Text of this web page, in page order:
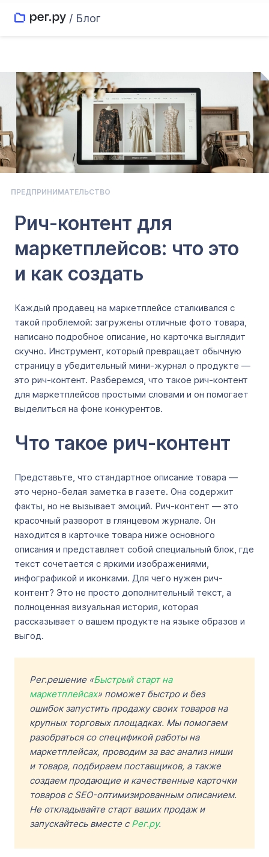
/ Блог
ПРЕДПРИНИМАТЕЛЬСТВО
Рич-контент для
маркетплейсов: что это
и как создать
Каждый продавец на маркетплейсе сталкивался с
такой проблемой: загружены отличные фото товара,
написано подробное описание, но карточка выглядит
скучно. Инструмент, который превращает обычную
страницу в убедительный мини-журнал о продукте ―
это рич-контент. Разберемся, что такое рич-контент
для маркетплейсов простыми словами и он помогает
выделиться на фоне конкурентов.
Что такое рич-контент
Представьте, что стандартное описание товара ―
это черно-белая заметка в газете. Она содержит
факты, но не вызывает эмоций. Рич-контент ― это
красочный разворот в глянцевом журнале. Он
находится в карточке товара ниже основного
описания и представляет собой специальный блок, где
текст сочетается с яркими изображениями,
инфографикой и иконками. Для чего нужен рич-
контент? Это не просто дополнительный текст, а
полноценная визуальная история, которая
рассказывает о вашем продукте на языке образов и
выгод.
Рег.решение «Быстрый старт на
маркетплейсах» поможет быстро и без
ошибок запустить продажу своих товаров на
крупных торговых площадках. Мы помогаем
разобраться со спецификой работы на
маркетплейсах, проводим за вас анализ ниши
и товара, подбираем поставщиков, а также
создаем продающие и качественные карточки
товаров с SEO-оптимизированным описанием.
Не откладывайте старт ваших продаж и
запускайтесь вместе с Рег.ру.